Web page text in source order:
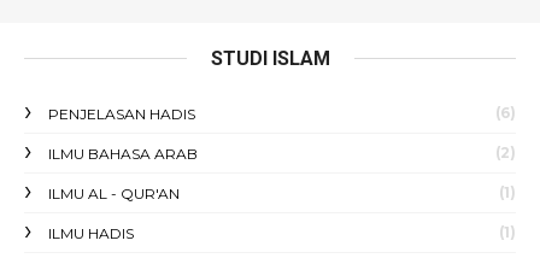
STUDI ISLAM
PENJELASAN HADIS (6)
ILMU BAHASA ARAB (2)
ILMU AL - QUR'AN (1)
ILMU HADIS (1)